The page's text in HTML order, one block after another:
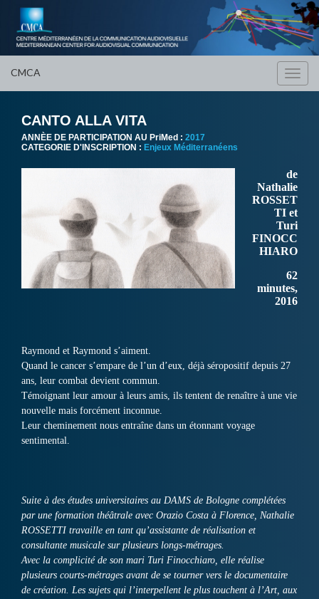
CMCA
CANTO ALLA VITA
ANNÈE DE PARTICIPATION AU PriMed : 2017
CATEGORIE D'INSCRIPTION : Enjeux Méditerranéens
de
Nathalie
ROSSET
TI et
Turi
FINOCC
HIARO
62
minutes,
2016
Raymond et Raymond s’aiment.
Quand le cancer s’empare de l’un d’eux, déjà séropositif depuis 27
ans, leur combat devient commun.
Témoignant leur amour à leurs amis, ils tentent de renaître à une vie
nouvelle mais forcément inconnue.
Leur cheminement nous entraîne dans un étonnant voyage
sentimental.
Suite à des études universitaires au DAMS de Bologne complétées
par une formation théâtrale avec Orazio Costa à Florence, Nathalie
ROSSETTI travaille en tant qu’assistante de réalisation et
consultante musicale sur plusieurs longs-métrages.
Avec la complicité de son mari Turi Finocchiaro, elle réalise
plusieurs courts-métrages avant de se tourner vers le documentaire
de création. Les sujets qui l’interpellent le plus touchent à l’Art, aux